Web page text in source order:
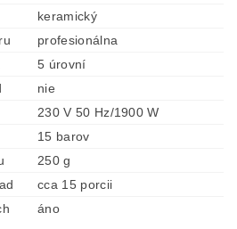
keramický
profesionálna
5 úrovní
nie
230 V 50 Hz/1900 W
15 barov
250 g
cca 15 porcii
áno